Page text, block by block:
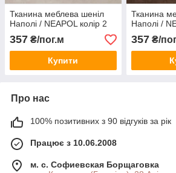
Тканина меблева шеніл
Наполі / NEAPOL колір 2
357 ₴/пог.м
Купити
Тканина
Наполі /
357₴/
Про нас
100% позитивних з 90 відгуків за рік
Працює з 10.06.2008
м. с. Софиевская Борщаговка